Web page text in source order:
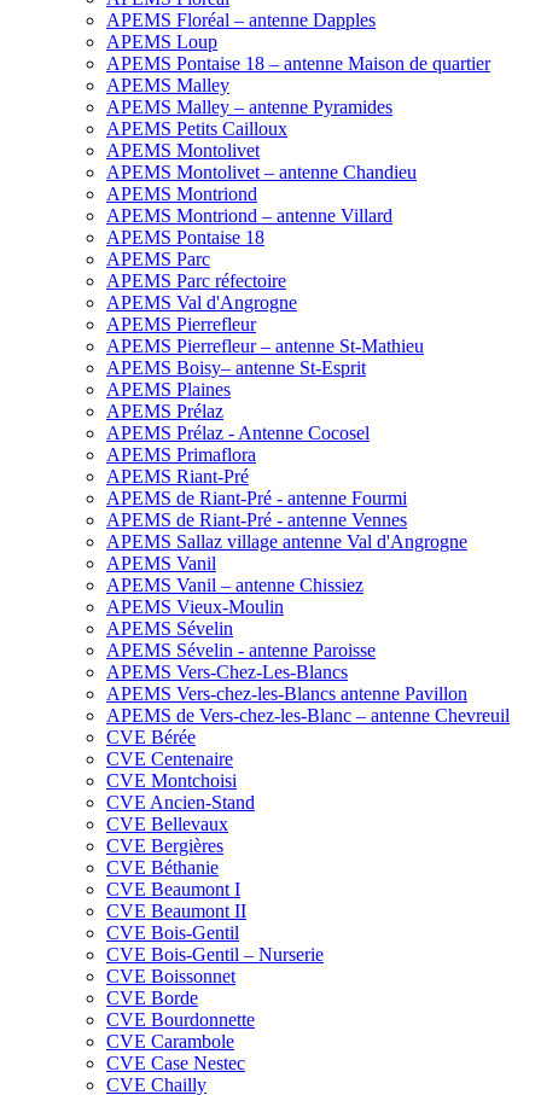
APEMS Floréal – antenne Dapples
APEMS Loup
APEMS Pontaise 18 – antenne Maison de quartier
APEMS Malley
APEMS Malley – antenne Pyramides
APEMS Petits Cailloux
APEMS Montolivet
APEMS Montolivet – antenne Chandieu
APEMS Montriond
APEMS Montriond – antenne Villard
APEMS Pontaise 18
APEMS Parc
APEMS Parc réfectoire
APEMS Val d'Angrogne
APEMS Pierrefleur
APEMS Pierrefleur – antenne St-Mathieu
APEMS Boisy– antenne St-Esprit
APEMS Plaines
APEMS Prélaz
APEMS Prélaz - Antenne Cocosel
APEMS Primaflora
APEMS Riant-Pré
APEMS de Riant-Pré - antenne Fourmi
APEMS de Riant-Pré - antenne Vennes
APEMS Sallaz village antenne Val d'Angrogne
APEMS Vanil
APEMS Vanil – antenne Chissiez
APEMS Vieux-Moulin
APEMS Sévelin
APEMS Sévelin - antenne Paroisse
APEMS Vers-Chez-Les-Blancs
APEMS Vers-chez-les-Blancs antenne Pavillon
APEMS de Vers-chez-les-Blanc – antenne Chevreuil
CVE Bérée
CVE Centenaire
CVE Montchoisi
CVE Ancien-Stand
CVE Bellevaux
CVE Bergières
CVE Béthanie
CVE Beaumont I
CVE Beaumont II
CVE Bois-Gentil
CVE Bois-Gentil – Nurserie
CVE Boissonnet
CVE Borde
CVE Bourdonnette
CVE Carambole
CVE Case Nestec
CVE Chailly